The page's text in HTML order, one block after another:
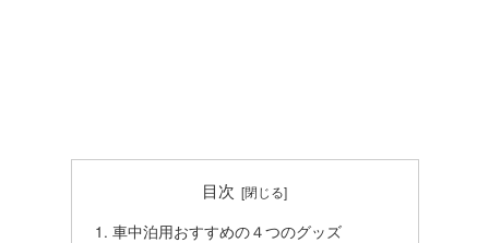
目次
車中泊用おすすめの４つのグッズ